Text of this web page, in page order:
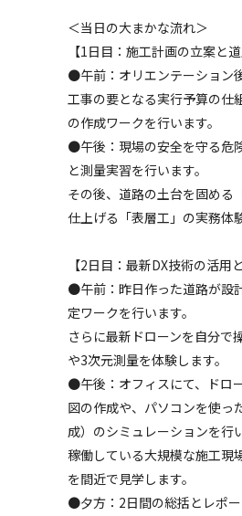
＜当日の大まかな流れ＞
【1日目：施工計画の立案と
●午前：オリエンテーション
工事の要となる実行予算の仕
の作成ワークを行います。
●午後：現場の安全を守る危
と測量実習を行います。
その後、道路の土台を固める
仕上げる「表層工」の実務体
【2日目：最新DX技術の活用
●午前：昨日作った道路が設
定ワークを行います。
さらに最新ドローンを自分で
や3次元測量を体験します。
●午後：オフィスにて、ドロ
図の作成や、パソコンを使っ
成）のシミュレーションを行
稼働している大規模な施工現
を間近で見学します。
●夕方：2日間の総括とレポ